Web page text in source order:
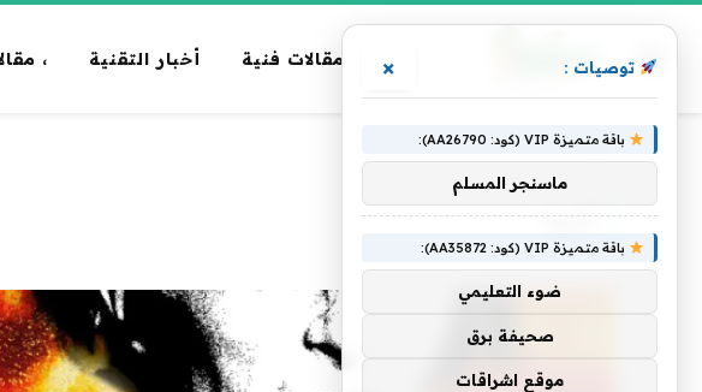
مقالات فنية أخبار التقنية ،
الرئيسية » أغنية
أغنية
توصيات : ×
باقة متميزة VIP (كود: AA26790):
ماسنجر المسلم
باقة متميزة VIP (كود: AA35872):
ضوء التعليمي
صحيفة برق
موقع اشراقات